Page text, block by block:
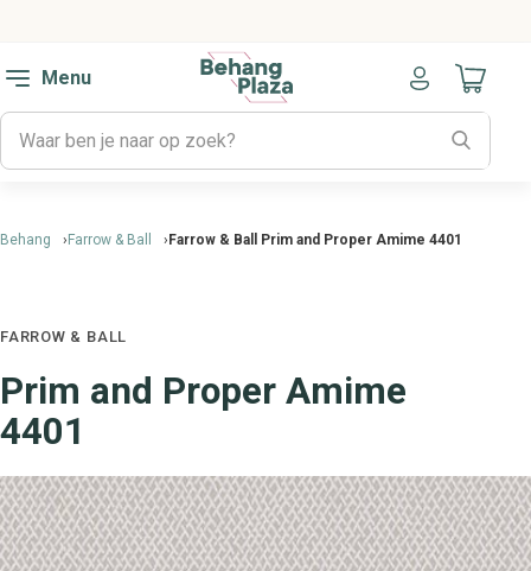
Menu
Naar
Behang Farrow & Ball Farrow & Ball Prim and Proper Amime 4401
FARROW & BALL
Prim and Proper Amime
4401